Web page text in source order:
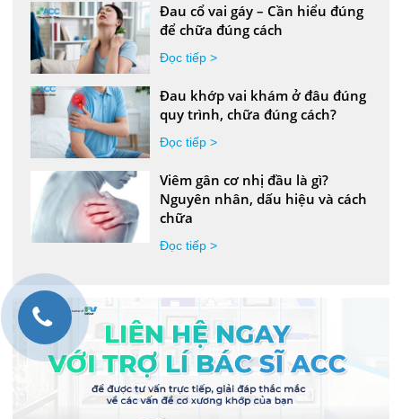
Đau cổ vai gáy – Cần hiểu đúng
để chữa đúng cách
Đọc tiếp >
Đau khớp vai khám ở đâu đúng
quy trình, chữa đúng cách?
Đọc tiếp >
Viêm gân cơ nhị đầu là gì?
Nguyên nhân, dấu hiệu và cách
chữa
Đọc tiếp >